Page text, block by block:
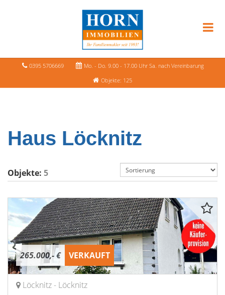
0395 5706669
Mo. - Do. 9.00 - 17.00 Uhr Sa. nach Vereinbarung
Objekte: 125
Haus Löcknitz
Objekte: 5
265.000,- € VERKAUFT
Löcknitz - Löcknitz